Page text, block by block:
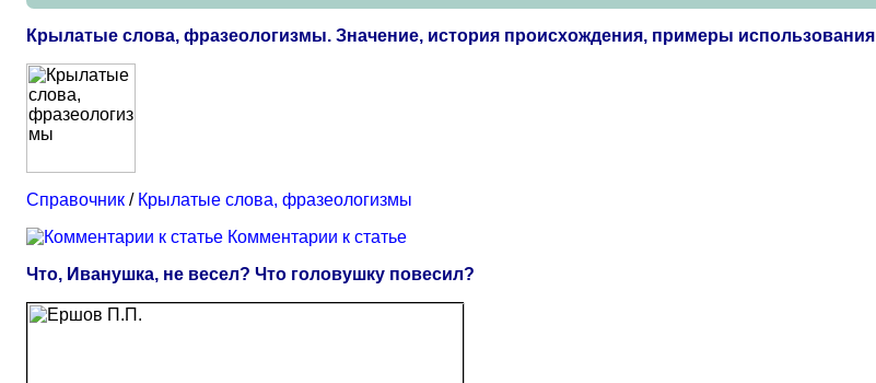
Крылатые слова, фразеологизмы. Значение, история происхождения, примеры использования
Справочник / Крылатые слова, фразеологизмы
Комментарии к статье
Что, Иванушка, не весел? Что головушку повесил?